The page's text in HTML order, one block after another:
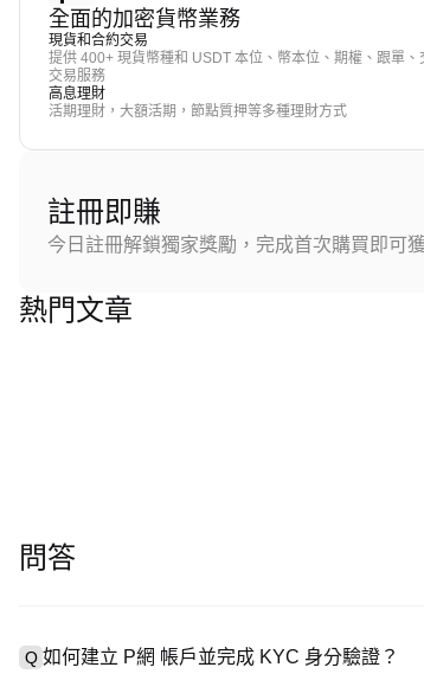
全面的加密貨幣業務
現貨和合約交易
提供 400+ 現貨幣種和 USDT 本位、幣本位、期權、跟單、
交易服務
高息理財
活期理財，大額活期，節點質押等多種理財方式
註冊即賺
今日註冊解鎖獨家獎勵，完成首次購買即可
熱門文章
問答
Q 如何建立 P網 帳戶並完成 KYC 身分驗證？